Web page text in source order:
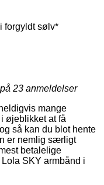
forgyldt sølv*
23 anmeldelser
mange
øjeblikket at få
så kan du blot hente
er nemlig særligt
betalelige
SKY armbånd i